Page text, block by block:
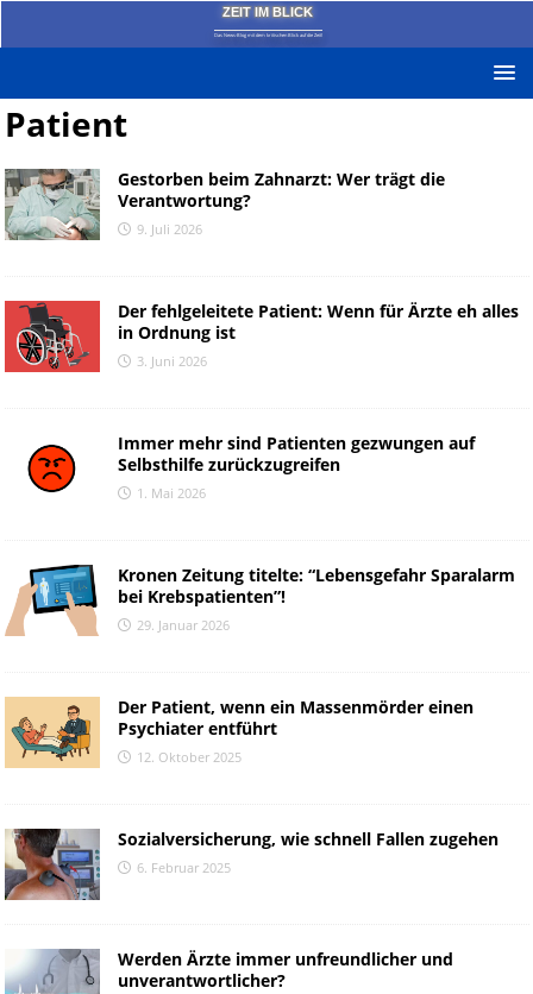
ZEIT IM BLICK
Das News-Blog mit dem kritischen Blick auf die Zeit!
Patient
Gestorben beim Zahnarzt: Wer trägt die
Verantwortung?
9. Juli 2026
Der fehlgeleitete Patient: Wenn für Ärzte eh alles
in Ordnung ist
3. Juni 2026
Immer mehr sind Patienten gezwungen auf
Selbsthilfe zurückzugreifen
1. Mai 2026
Kronen Zeitung titelte: “Lebensgefahr Sparalarm
bei Krebspatienten”!
29. Januar 2026
Der Patient, wenn ein Massenmörder einen
Psychiater entführt
12. Oktober 2025
Sozialversicherung, wie schnell Fallen zugehen
6. Februar 2025
Werden Ärzte immer unfreundlicher und
unverantwortlicher?